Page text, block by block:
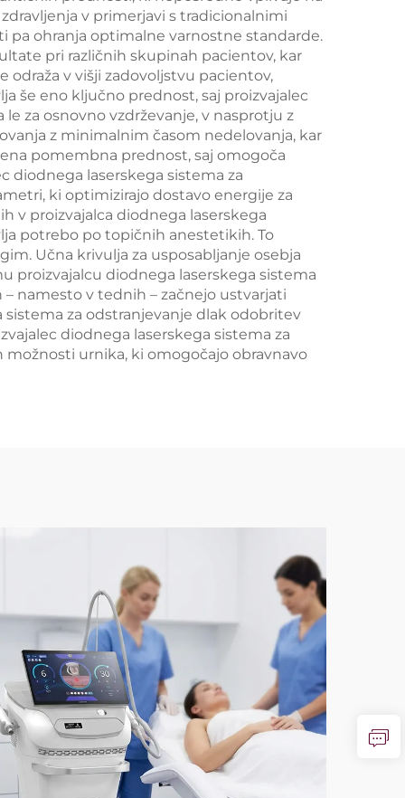
in napenjanje kože
ter radiofrekvenčno
obdelavo obraza za
izgubo teže in
izboljšanje kontur
telesa
v primerjavi s tradicionalnimi
pa ohranja optimalne varnostne standarde.
pri različnih skupinah pacientov, kar
odraža v višji zadovoljstvu pacientov,
še eno ključno prednost, saj proizvajalec
za osnovno vzdrževanje, v nasprotju z
z minimalnim časom nedelovanja, kar
pomembna prednost, saj omogoča
diodnega laserskega sistema za
ki optimizirajo dostavo energije za
v proizvajalca diodnega laserskega
potrebo po topičnih anestetikih. To
Učna krivulja za usposabljanje osebja
proizvajalcu diodnega laserskega sistema
namesto v tednih – začnejo ustvarjati
za odstranjevanje dlak odobritev
diodnega laserskega sistema za
urnika, ki omogočajo obravnavo